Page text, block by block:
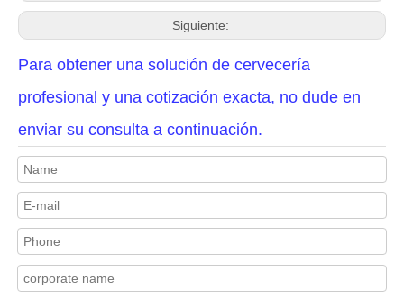
Siguiente:
Para obtener una solución de cervecería
profesional y una cotización exacta, no dude en
enviar su consulta a continuación.